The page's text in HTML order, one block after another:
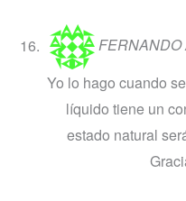
FERNANDO
Yo lo hago cuando
líquido tiene un
estado natural